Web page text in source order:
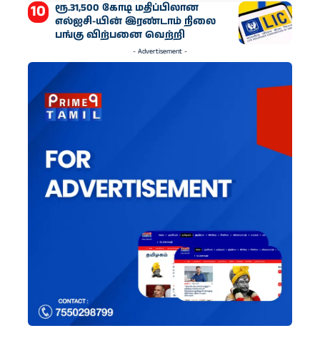
ரூ.31,500 கோடி மதிப்பிலான
எல்ஐசி-​யின் இரண்​டாம் நிலை
பங்கு விற்பனை வெற்றி
- Advertisement -